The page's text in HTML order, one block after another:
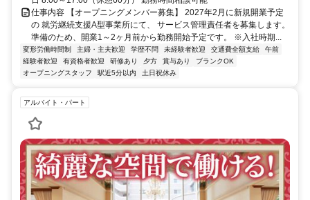
仕事内容 【オープニングメンバー募集】 2027年2月に新規開業予定
の 就労継続支援A型事業所にて、 サービス管理責任者を募集します。
準備のため、開業1～2ヶ月前から勤務開始予定です。 ※入社時期...
変形労働時間制 主婦・主夫歓迎 学歴不問 未経験者歓迎 交通費全額支給
午前
経験者歓迎
有資格者歓迎 研修あり 夕方 賞与あり
ブランクOK
オープニングスタッフ
駅近5分以内 土日祝休み
アルバイト・パート